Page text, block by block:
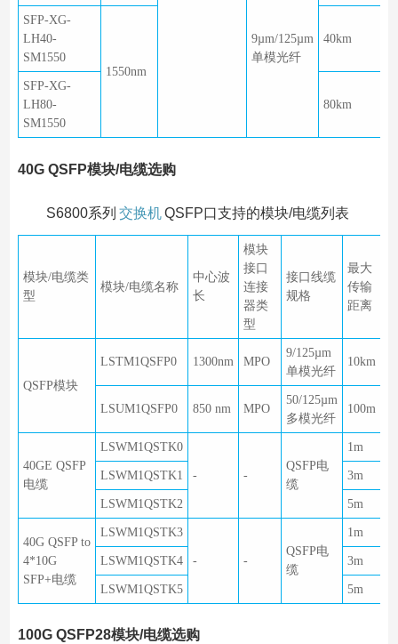
9µm/125µm
单模光纤
SFP-XG-
LH40-
SM1550
1550nm
40km
SFP-XG-
LH80-
SM1550
80km
40G QSFP模块/电缆选购
S6800系列 交换机QSFP口支持的模块/电缆列表
模块/电缆类
型
模块/电缆名称
中心波
长
模块
接口
连接
器类
型
接口线缆
规格
最大
传输
距离
QSFP模块
LSTM1QSFP0 1300nm MPO
9/125µm
单模光纤
10km
LSUM1QSFP0 850 nm MPO
50/125µm
多模光纤
100m
40GE QSFP
电缆
LSWM1QSTK0
- -
QSFP电
缆
1m
LSWM1QSTK1 3m
LSWM1QSTK2 5m
40G QSFP to
4*10G
SFP+电缆
LSWM1QSTK3
- -
QSFP电
缆
1m
LSWM1QSTK4 3m
LSWM1QSTK5 5m
100G QSFP28模块/电缆选购